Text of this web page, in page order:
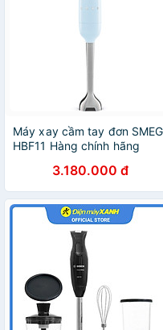
Máy xay cầm tay đơn SMEG
HBF11 Hàng chính hãng
3.180.000 đ